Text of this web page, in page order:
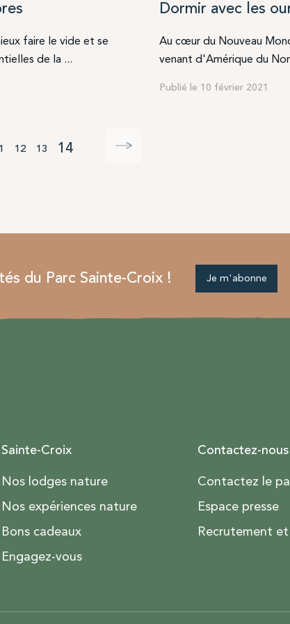
faire le vide et se
de la ...
Dormir avec les
Au cœur du Nouveau
venant d'Amérique du
Publié le 10 février 2021
12 13 14
du Parc Sainte-Croix ! Je m'abonne
Sainte-Croix
Nos lodges nature
Nos expériences nature
Bons cadeaux
Engagez-vous
Contactez-nous
Contactez le
Espace presse
Recrutement